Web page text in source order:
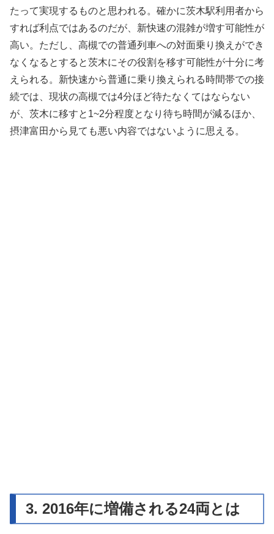
たって実現するものと思われる。確かに茨木駅利用者から
すれば利点ではあるのだが、新快速の混雑が増す可能性が
高い。ただし、高槻での普通列車への対面乗り換えができ
なくなるとすると茨木にその役割を移す可能性が十分に考
えられる。新快速から普通に乗り換えられる時間帯での接
続では、現状の高槻では4分ほど待たなくてはならない
が、茨木に移すと1~2分程度となり待ち時間が減るほか、
摂津富田から見ても悪い内容ではないように思える。
3. 2016年に増備される24両とは